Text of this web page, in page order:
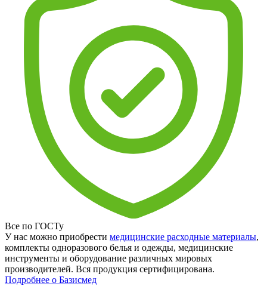
Все по ГОСТу
У нас можно приобрести медицинские расходные материалы,
комплекты одноразового белья и одежды, медицинские
инструменты и оборудование различных мировых
производителей. Вся продукция сертифицирована.
Подробнее о Базисмед